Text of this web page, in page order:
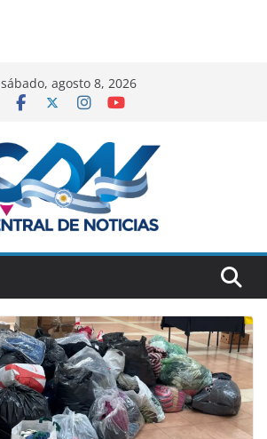
sábado, agosto 8, 2026